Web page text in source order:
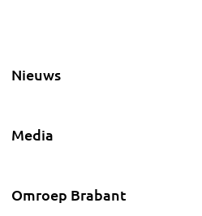
Nieuws
Media
Omroep Brabant